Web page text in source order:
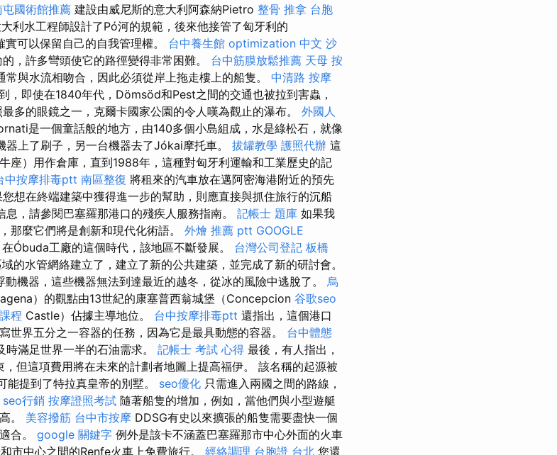
屯國術館推薦 建設由威尼斯的意大利阿森納Pietro 整骨 推拿 台胞
利水工程師設計了Pó河的規範，後來他接管了匈牙利的
可以保留自己的自我管理權。 台中養生館 optimization 中文 沙
，許多彎頭使它的路徑變得非常困難。 台中筋膜放鬆推薦 天母 按
常與水流相吻合，因此必須從岸上拖走樓上的船隻。 中清路 按摩
，即使在1840年代，Dömsöd和Pest之間的交通也被拉到害蟲，
多的眼鏡之一，克爾卡國家公園的令人嘆為觀止的瀑布。 外國人
是一個童話般的地方，由140多個小島組成，水是綠松石，就像
器上了刷子，另一台機器去了Jókai摩托車。 拔罐教學 護照代辦 這
座）用作倉庫，直到1988年，這種對匈牙利運輸和工業歷史的記
中按摩排毒ptt 南區整復 將租來的汽車放在邁阿密海港附近的預先
想在終端建築中獲得進一步的幫助，則應直接與抓住旅行的沉船
息，請參閱巴塞羅那港口的殘疾人服務指南。 記帳士 題庫 如果我
那麼它們將是創新和現代化術語。 外燴 推薦 ptt GOOGLE
在Óbuda工廠的這個時代，該地區不斷發展。 台灣公司登記 板橋
的水管網絡建立了，建立了新的公共建築，並完成了新的研討會。
動機器，這些機器無法到達最近的越冬，從冰的風險中逃脫了。 烏
）的觀點由13世紀的康塞普西翁城堡（Concepcion 谷歌seo
程 Castle）佔據主導地位。 台中按摩排毒ptt 還指出，這個港口
世界五分之一容器的任務，因為它是最具動態的容器。 台中體態
滿足世界一半的石油需求。 記帳士 考試 心得 最後，有人指出，
但這項費用將在未來的計劃者地圖上提高福伊。 該名稱的起源被
能提到了特拉真皇帝的別墅。 seo優化 只需進入兩國之間的路線，
seo行銷 按摩證照考試 隨著船隻的增加，例如，當他們與小型遊艇
。 美容撥筋 台中市按摩 DDSG有史以來擴張的船隻需要盡快一個
合。 google 關鍵字 例外是該卡不涵蓋巴塞羅那市中心外面的火車
市中心之間的Renfe火車上免費旅行。 經絡調理 台胞證 台北 您還